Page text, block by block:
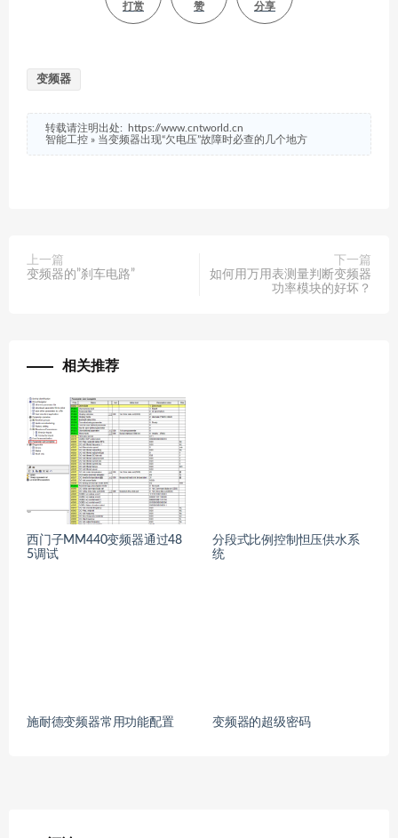
打赏 赞 分享
变频器
转载请注明出处:
https://www.cntworld.cn
智能工控 » 当变频器出现“欠电压”故障时必查的几个地方
上一篇
变频器的”刹车电路”
下一篇
如何用万用表测量判断变频器
功率模块的好坏？
相关推荐
西门子MM440变频器通过48
5调试
分段式比例控制怛压供水系
统
施耐德变频器常用功能配置 变频器的超级密码